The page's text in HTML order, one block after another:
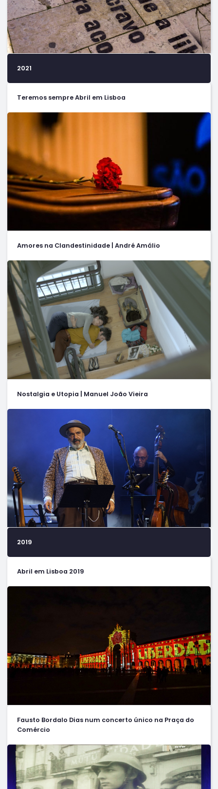
2021
Teremos sempre Abril em Lisboa
Amores na Clandestinidade | André Amálio
Nostalgia e Utopia | Manuel João Vieira
2019
Abril em Lisboa 2019
Fausto Bordalo Dias num concerto único na Praça do
Comércio